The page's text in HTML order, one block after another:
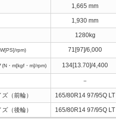
1,665 mm
1,930 mm
1280kg
rpm) 71[97]/6,000
(N・m[kgf・m]/rpm) 134[13.70]/4,400
－
（前輪） 165/80R14 97/95Q LT
（後輪） 165/80R14 97/95Q LT